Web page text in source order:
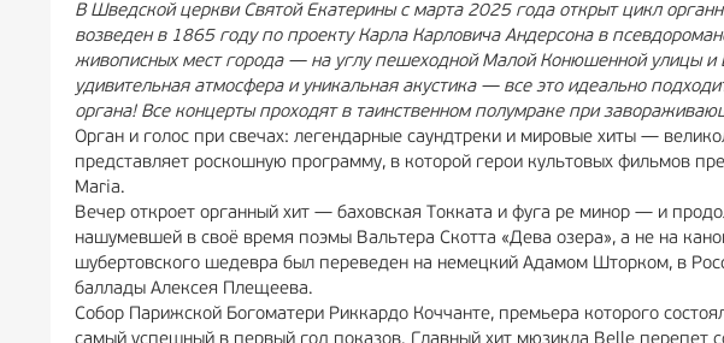
В Шведской церкви Святой Екатерины с марта 2025 года открыт цикл
возведен в 1865 году по проекту Карла Карловича Андерсона в
живописных мест города — на углу пешеходной Малой Конюшенной улицы и
удивительная атмосфера и уникальная акустика — все это идеально
органа! Все концерты проходят в таинственном полумраке при
Орган и голос при свечах: легендарные саундтреки и мировые хиты —
представляет роскошную программу, в которой герои культовых фильмов
Mariа.
Вечер откроет органный хит — баховская Токката и фуга ре минор — и
нашумевшей в своё время поэмы Вальтера Скотта «Дева озера», а не на
шубертовского шедевра был переведен на немецкий Адамом Шторком, в
баллады Алексея Плещеева.
Собор Парижской Богоматери Риккардо Коччанте, премьера которого